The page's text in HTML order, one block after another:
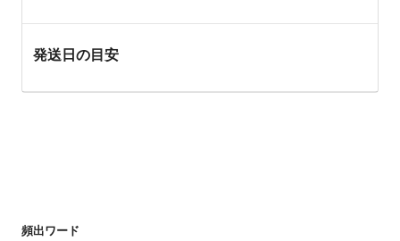
発送日の目安
頻出ワード